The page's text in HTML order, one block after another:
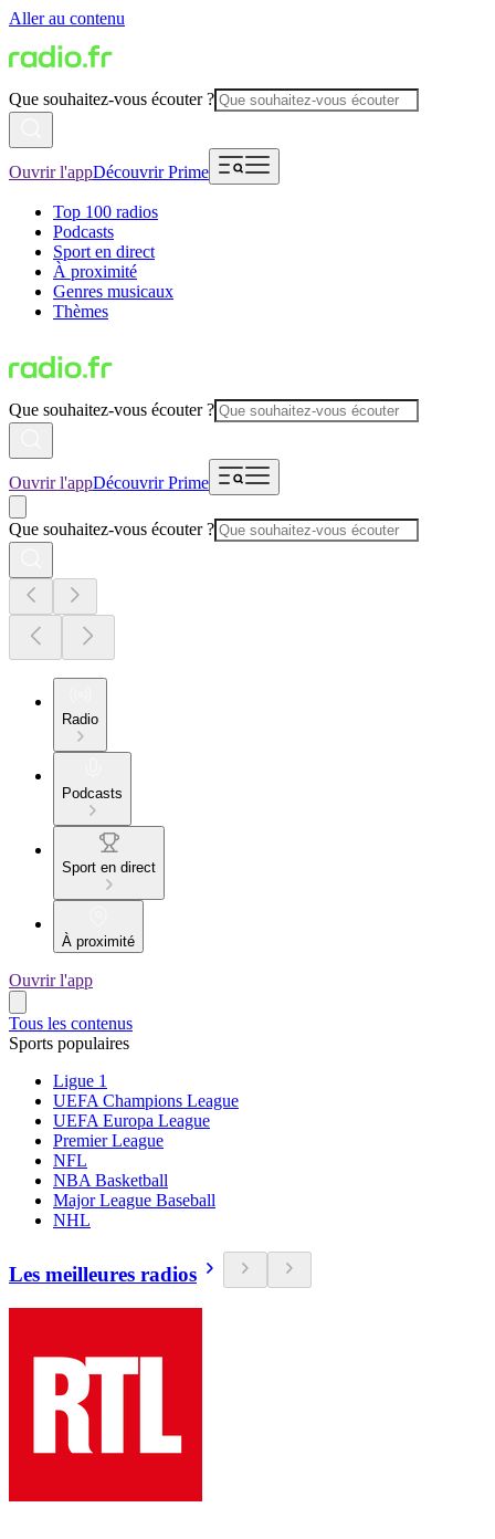
Aller au contenu
Que souhaitez-vous écouter ?
Ouvrir l'appDécouvrir Prime
Top 100 radios
Podcasts
Sport en direct
À proximité
Genres musicaux
Thèmes
Que souhaitez-vous écouter ?
Ouvrir l'appDécouvrir Prime
Que souhaitez-vous écouter ?
Radio
Podcasts
Sport en direct
À proximité
Ouvrir l'app
Tous les contenus
Sports populaires
Ligue 1
UEFA Champions League
UEFA Europa League
Premier League
NFL
NBA Basketball
Major League Baseball
NHL
Les meilleures radios